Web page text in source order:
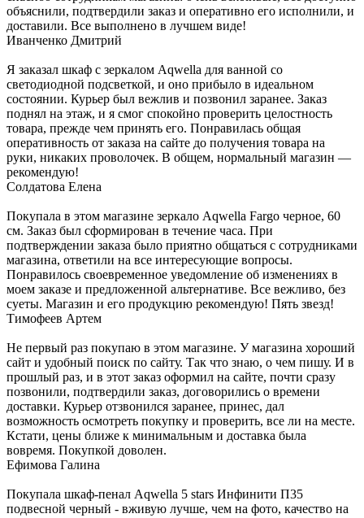
объяснили, подтвердили заказ и оперативно его исполнили, и
доставили. Все выполнено в лучшем виде!
Иванченко Дмитрий
Я заказал шкаф с зеркалом Aqwella для ванной со
светодиодной подсветкой, и оно прибыло в идеальном
состоянии. Курьер был вежлив и позвонил заранее. Заказ
поднял на этаж, и я смог спокойно проверить целостность
товара, прежде чем принять его. Понравилась общая
оперативность от заказа на сайте до получения товара на
руки, никаких проволочек. В общем, нормальный магазин —
рекомендую!
Солдатова Елена
Покупала в этом магазине зеркало Aqwella Fargo черное, 60
см. Заказ был сформирован в течение часа. При
подтверждении заказа было приятно общаться с сотрудниками
магазина, ответили на все интересующие вопросы.
Понравилось своевременное уведомление об изменениях в
моем заказе и предложенной альтернативе. Все вежливо, без
суеты. Магазин и его продукцию рекомендую! Пять звезд!
Тимофеев Артем
Не первый раз покупаю в этом магазине. У магазина хороший
сайт и удобный поиск по сайту. Так что знаю, о чем пишу. И в
прошлый раз, и в этот заказ оформил на сайте, почти сразу
позвонили, подтвердили заказ, договорились о времени
доставки. Курьер отзвонился заранее, принес, дал
возможность осмотреть покупку и проверить, все ли на месте.
Кстати, цены ближе к минимальным и доставка была
вовремя. Покупкой доволен.
Ефимова Галина
Покупала шкаф-пенал Aqwella 5 stars Инфинити П35
подвесной черный - вживую лучше, чем на фото, качество на